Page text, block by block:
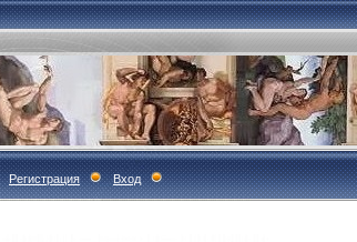
Регистрация Вход